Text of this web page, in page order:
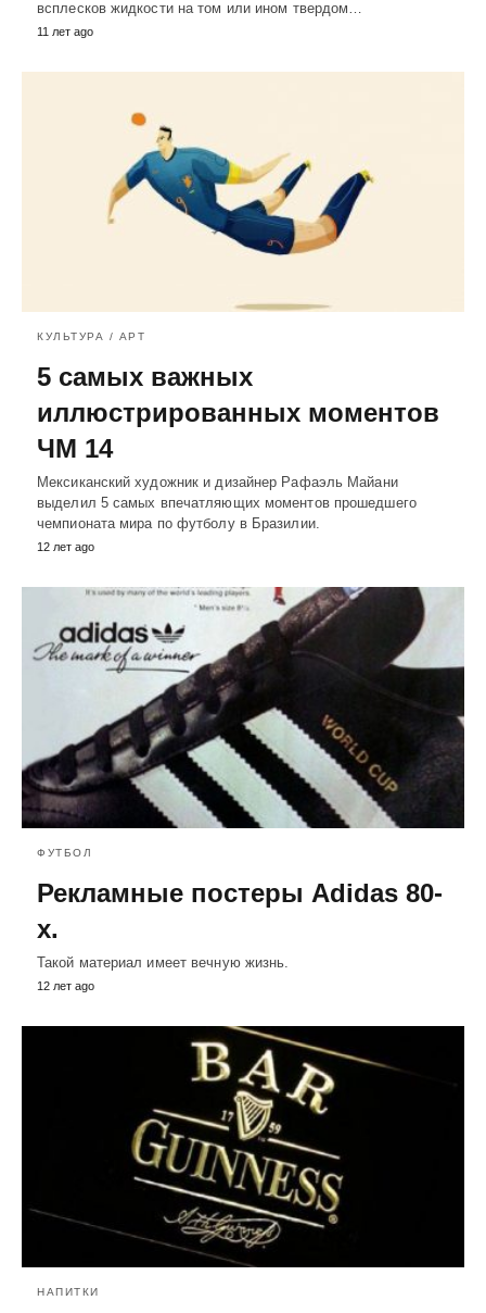
всплесков жидкости на том или ином твердом…
11 лет ago
КУЛЬТУРА / АРТ
5 самых важных
иллюстрированных моментов
ЧМ 14
Мексиканский художник и дизайнер Рафаэль Майани
выделил 5 самых впечатляющих моментов прошедшего
чемпионата мира по футболу в Бразилии.
12 лет ago
ФУТБОЛ
Рекламные постеры Adidas 80-
х.
Такой материал имеет вечную жизнь.
12 лет ago
НАПИТКИ